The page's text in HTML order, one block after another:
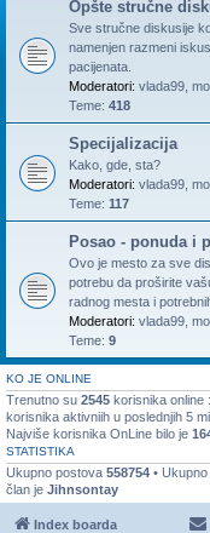
Opšte stručne
Sve stručne diskusije
namenjen razmeni
pacijenata.
Moderatori: vlada99
Teme: 418
Specijalizacija
Kako, gde, sta?
Moderatori: vlada99
Teme: 117
Posao - ponuda i
Ovo je mesto za sve
potrebu da proširite
radnog mesta i
Moderatori: vlada99
Teme: 9
KO JE ONLINE
Trenutno su 2545 korisnika online
korisnika aktivniih u poslednjih 5
Najviše korisnika OnLine bilo je
STATISTIKA
Ukupno postova 558754 •
član je Jihnsontay
Index boarda